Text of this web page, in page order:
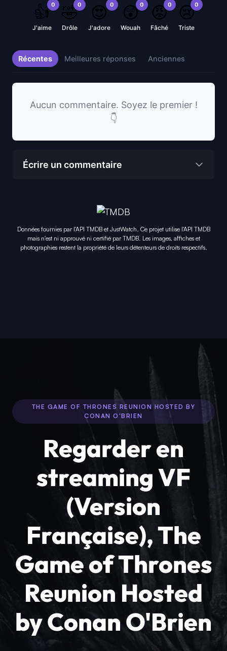
0
👍
J'aime
0
🤣
Drôle
0
😍
J'adore
0
😲
Wouah
0
😡
Fâché
0
😢
Triste
Récentes Meilleures réponses Anciennes
Aucun commentaire. Soyez le premier !
👇
Écrire un commentaire
Données fournies par l'API TMDB et JustWatch. Ce projet utilise l'API TMDB
mais n'est ni approuvé ni certifié par TMDB. Les images, affiches et
photographies restent la propriété de leurs détenteurs de droits respectifs.
THE GAME OF THRONES REUNION HOSTED BY
CONAN O'BRIEN
Regarder en
streaming VF
(Version
Française), The
Game of Thrones
Reunion Hosted
by Conan O'Brien